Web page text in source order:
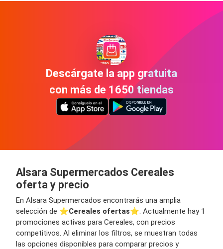
Descárgate la app gratuita
con más de 1650 tiendas
Alsara Supermercados Cereales
oferta y precio
En Alsara Supermercados encontrarás una amplia
selección de ⭐️Cereales ofertas⭐️. Actualmente hay 1
promociones activas para Cereales, con precios
competitivos. Al eliminar los filtros, se muestran todas
las opciones disponibles para comparar precios y